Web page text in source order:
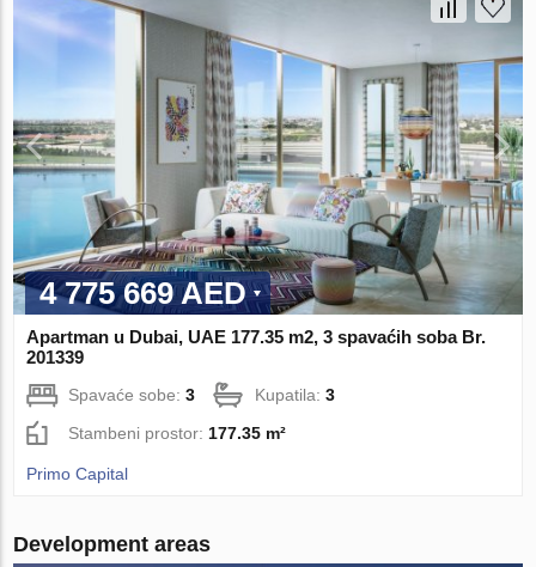
4 775 669 AED
Apartman u Dubai, UAE 177.35 m2, 3 spavaćih soba Br.
201339
Spavaće sobe:3 Kupatila:3
Stambeni prostor: 177.35 m²
Primo Capital
Development areas